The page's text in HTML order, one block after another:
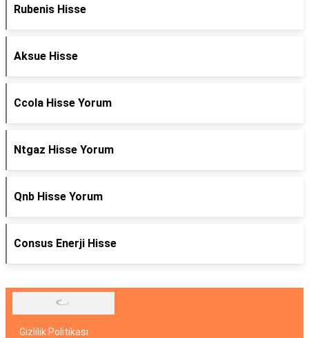
Rubenis Hisse
Aksue Hisse
Ccola Hisse Yorum
Ntgaz Hisse Yorum
Qnb Hisse Yorum
Consus Enerji Hisse
Gizlilik Politikası